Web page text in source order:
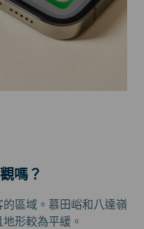
嗎？
區域。慕田峪和八達嶺
形較為平緩。